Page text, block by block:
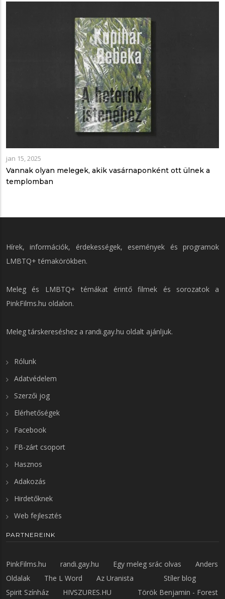
jan 15, 2025
Vannak olyan melegek, akik vasárnaponként ott ülnek a
templomban
Hírek, információk, érdekességek, események és programok
LMBTQ+ témakörökben.
Meleg és LMBTQ+ témákat érintő filmek és sorozatok a
PinkFilms.hu oldalon.
Meleg társkereséshez a randi.gay.hu oldalt ajánljuk.
Rólunk
Adatvédelem
Szerzői jog
Elérhetőségek
Facebook
FB-zárt csoport
Hasznos
Adakozás
Hirdetőknek
Web fejlesztés
PARTNEREINK
PinkFilms.hu randi.gay.hu Egy meleg srác olvas
Anders
Oldalak
The L Word Az Uranista
Stíler blog
Spirit Színház
HIVSZURES.HU Török Benjamin - Forest